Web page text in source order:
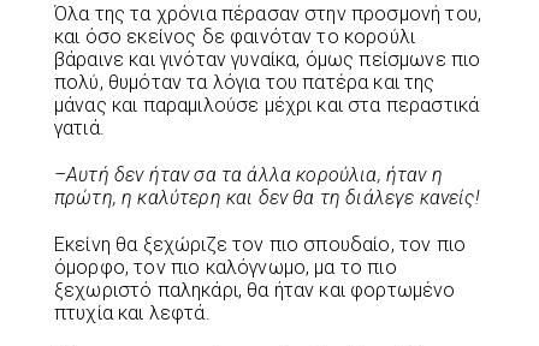
Όλα της τα χρόνια πέρασαν στην προσμονή του,
και όσο εκείνος δε φαινόταν το κορούλι
βάραινε και γινόταν γυναίκα, όμως πείσμωνε πιο
πολύ, θυμόταν τα λόγια του πατέρα και της
μάνας και παραμιλούσε μέχρι και στα περαστικά
γατιά.
–Αυτή δεν ήταν σα τα άλλα κορούλια, ήταν η
πρώτη,η καλύτερη και δεν θα τη διάλεγε κανείς!
Εκείνη θα ξεχώριζε τον πιο σπουδαίο, τον πιο
όμορφο, τον πιο καλόγνωμο, μα το πιο
ξεχωριστό παληκάρι, θα ήταν και φορτωμένο
πτυχία και λεφτά.